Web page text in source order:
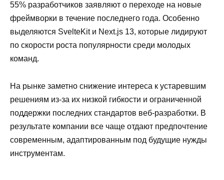
55% разработчиков заявляют о переходе на новые
фреймворки в течение последнего года. Особенно
выделяются SvelteKit и Next.js 13, которые лидируют
по скорости роста популярности среди молодых
команд.
На рынке заметно снижение интереса к устаревшим
решениям из-за их низкой гибкости и ограниченной
поддержки последних стандартов веб-разработки. В
результате компании все чаще отдают предпочтение
современным, адаптированным под будущие нужды
инструментам.